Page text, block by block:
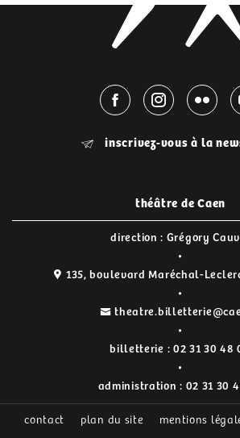
inscrivez-vous à la
théâtre de Caen
direction : Grégory
135, boulevard Maréchal-
billetterie : 02 31 30 48
administration : 02 31 30
contact plan du site mentions